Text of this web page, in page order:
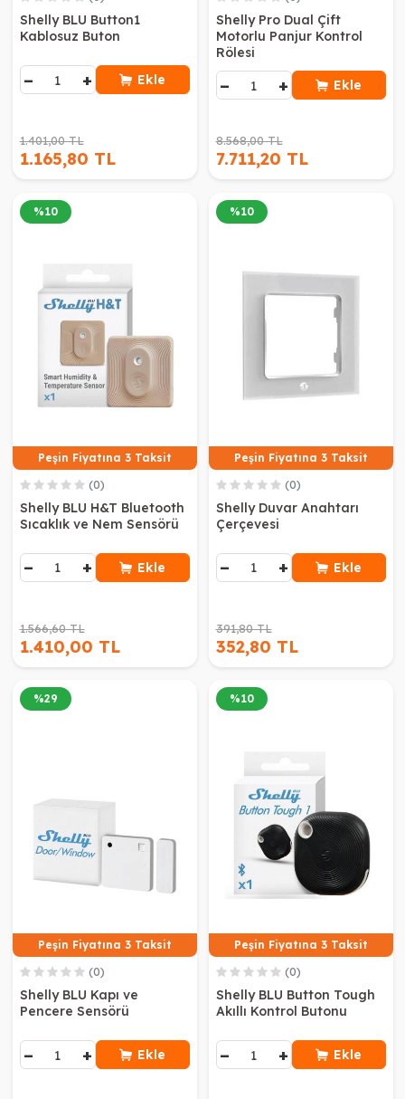
Shelly BLU Button1
Kablosuz Buton
− + Ekle
1.401,00 TL
1.165,80 TL
Shelly Pro Dual Çift
Motorlu Panjur Kontrol
Rölesi
− + Ekle
8.568,00 TL
7.711,20 TL
Peşin Fiyatına 3 Taksit
%10
(0)
Shelly BLU H&T Bluetooth
Sıcaklık ve Nem Sensörü
− + Ekle
1.566,60 TL
1.410,00 TL
Peşin Fiyatına 3 Taksit
%10
(0)
Shelly Duvar Anahtarı
Çerçevesi
− + Ekle
391,80 TL
352,80 TL
Peşin Fiyatına 3 Taksit
%29
(0)
Shelly BLU Kapı ve
Pencere Sensörü
− + Ekle
Peşin Fiyatına 3 Taksit
%10
(0)
Shelly BLU Button Tough
Akıllı Kontrol Butonu
− + Ekle